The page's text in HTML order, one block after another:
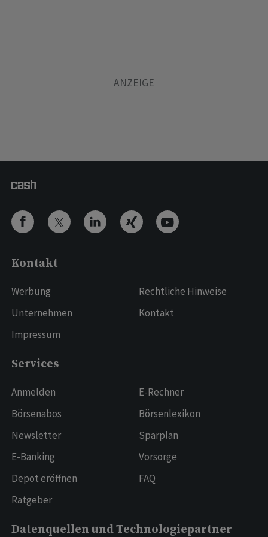
Kontakt
Werbung
Unternehmen
Impressum
Rechtliche Hinweise
Kontakt
Services
Anmelden
Börsenabos
Newsletter
E-Banking
Depot eröffnen
Ratgeber
E-Rechner
Börsenlexikon
Sparplan
Vorsorge
FAQ
Datenquellen und Technologiepartner